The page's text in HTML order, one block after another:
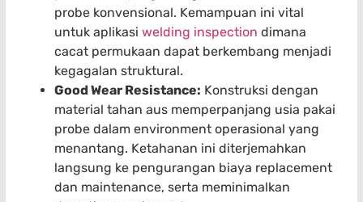
probe konvensional. Kemampuan ini vital
untuk aplikasi welding inspection dimana
cacat permukaan dapat berkembang menjadi
kegagalan struktural.
Good Wear Resistance: Konstruksi dengan
material tahan aus memperpanjang usia pakai
probe dalam environment operasional yang
menantang. Ketahanan ini diterjemahkan
langsung ke pengurangan biaya replacement
dan maintenance, serta meminimalkan